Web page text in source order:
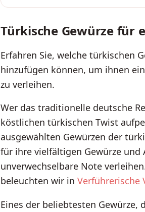
Türkische Gewürze für
Erfahren Sie, welche türkischen
hinzufügen können, um ihnen
zu verleihen.
Wer das traditionelle deutsche
köstlichen türkischen Twist
ausgewählten Gewürzen der
für ihre vielfältigen Gewürze und
unverwechselbare Note
beleuchten wir in Verführerische
Eines der beliebtesten Gewürze,